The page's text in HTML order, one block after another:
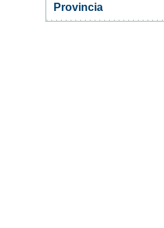
Provincia